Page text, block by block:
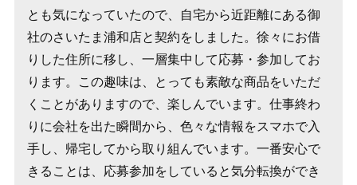
とも気になっていたので、自宅から近距離にある御
社のさいたま浦和店と契約をしました。徐々にお借
りした住所に移し、一層集中して応募・参加してお
ります。この趣味は、とっても素敵な商品をいただ
くことがありますので、楽しんでいます。仕事終わ
りに会社を出た瞬間から、色々な情報をスマホで入
手し、帰宅してから取り組んでいます。一番安心で
きることは、応募参加をしていると気分転換ができ